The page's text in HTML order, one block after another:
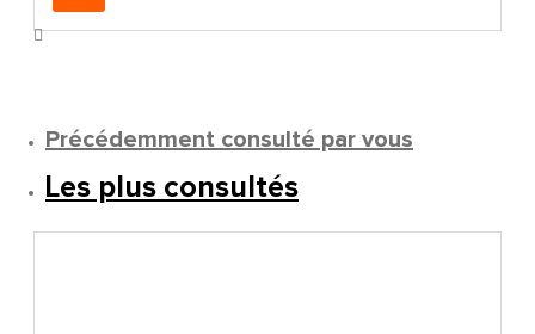
Précédemment consulté par vous
Les plus consultés